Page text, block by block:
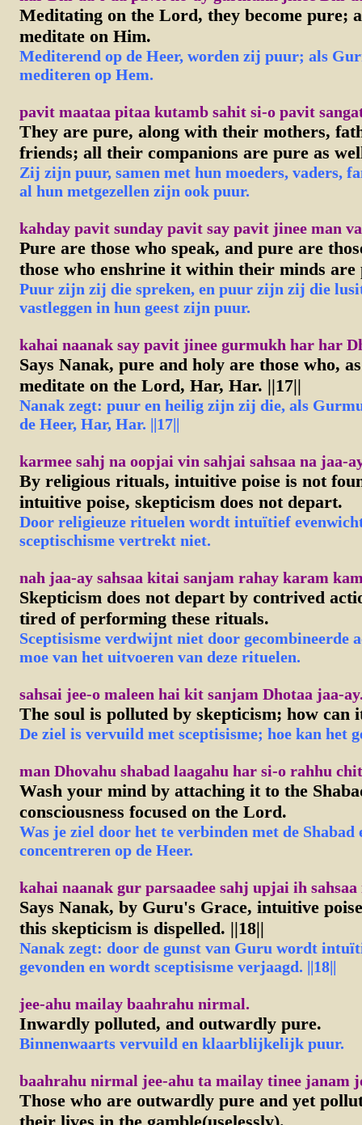
Meditating on the Lord, they become pure;
meditate on Him.
Mediterend op de Heer, worden zij puur; als
mediteren op Hem.
pavit maataa pitaa kutamb sahit si-o pavit
They are pure, along with their mothers,
friends; all their companions are pure as
Zij zijn puur, samen met hun moeders, vaders,
al hun metgezellen zijn ook puur.
kahday pavit sunday pavit say pavit jinee man
Pure are those who speak, and pure are
those who enshrine it within their minds are
Puur zijn zij die spreken, en puur zijn zij die
vastleggen in hun geest zijn puur.
kahai naanak say pavit jinee gurmukh har har
Says Nanak, pure and holy are those who,
meditate on the Lord, Har, Har. ||17||
Nanak zegt: puur en heilig zijn zij die, als
de Heer, Har, Har. ||17||
karmee sahj na oopjai vin sahjai sahsaa na jaa-
By religious rituals, intuitive poise is not
intuitive poise, skepticism does not depart.
Door religieuze rituelen wordt intuïtief
sceptischisme vertrekt niet.
nah jaa-ay sahsaa kitai sanjam rahay karam
Skepticism does not depart by contrived
tired of performing these rituals.
Sceptisisme verdwijnt niet door gecombineerde
moe van het uitvoeren van deze rituelen.
sahsai jee-o maleen hai kit sanjam Dhotaa jaa-
The soul is polluted by skepticism; how can
De ziel is vervuild met sceptisisme; hoe kan het
man Dhovahu shabad laagahu har si-o rahhu
Wash your mind by attaching it to the
consciousness focused on the Lord.
Was je ziel door het te verbinden met de
concentreren op de Heer.
kahai naanak gur parsaadee sahj upjai ih sahsaa
Says Nanak, by Guru's Grace, intuitive
this skepticism is dispelled. ||18||
Nanak zegt: door de gunst van Guru wordt
gevonden en wordt sceptisisme verjaagd. ||18||
jee-ahu mailay baahrahu nirmal.
Inwardly polluted, and outwardly pure.
Binnenwaarts vervuild en klaarblijkelijk puur.
baahrahu nirmal jee-ahu ta mailay tinee janam
Thosewho are outwardly pure and yet